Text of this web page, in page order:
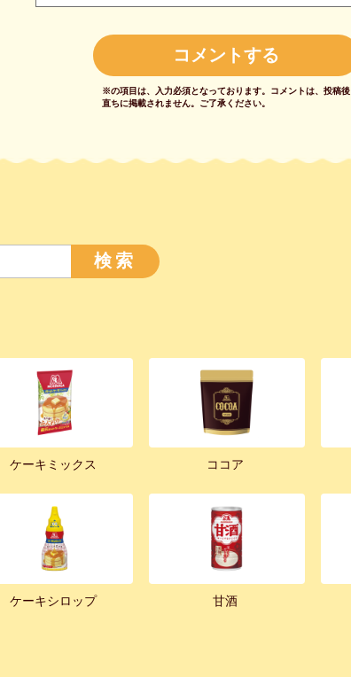
※の項目は、入力必須となっております。 コメントは、投稿後
直ちに掲載されません。 ご了承ください。
検索
ケーキミックス ココア
ケーキシロップ 甘酒